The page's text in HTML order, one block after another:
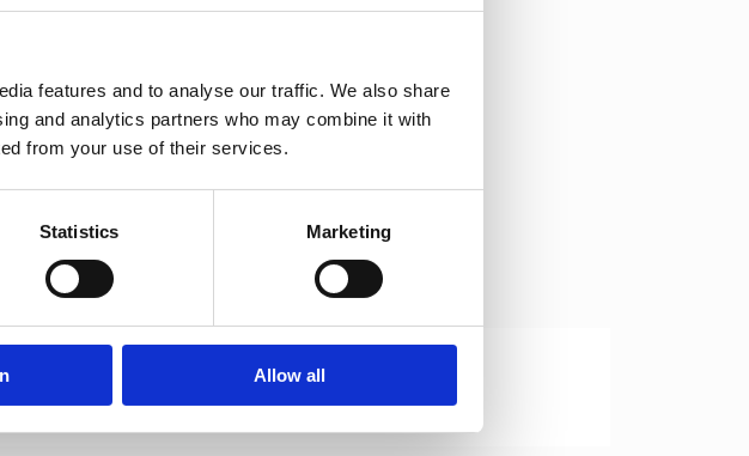
features and to analyse our traffic. We also share
and analytics partners who may combine it with
from your use of their services.
Statistics Marketing
Allow all